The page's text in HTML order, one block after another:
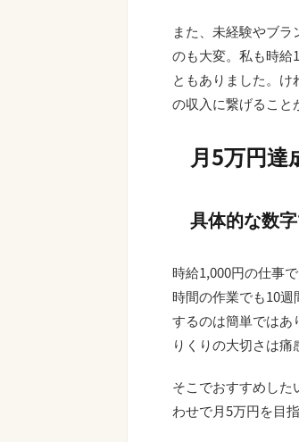
また、未経験やブ
のも大変。私も時給
ともありました。
の収入に繋げること
月5万円達
具体的な数
時給1,000円の仕事
時間の作業でも10
するのは簡単ではあ
りくりの大切さは痛
そこでおすすめし
わせで月5万円を目指